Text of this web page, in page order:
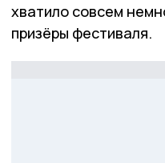
хватило совсем
призёры фестиваля.